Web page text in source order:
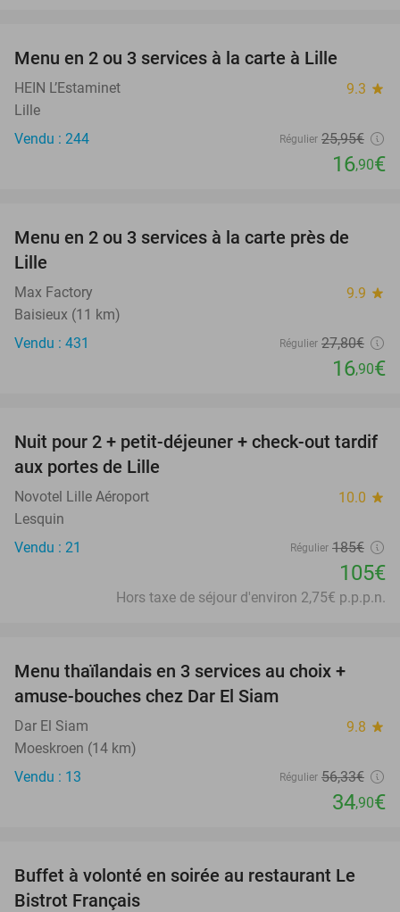
Menu en 2 ou 3 services à la carte à Lille
HEIN L’Estaminet 9.3 star
Lille
Vendu : 244
Régulier 25,95€
16,90€
39%
Menu en 2 ou 3 services à la carte près de
Lille
Max Factory 9.9 star
Baisieux (11 km)
Vendu : 431
Régulier 27,80€
16,90€
43%
Nuit pour 2 + petit-déjeuner + check-out tardif
aux portes de Lille
Novotel Lille Aéroport 10.0 star
Lesquin
Vendu : 21
Régulier 185€
105€
Hors taxe de séjour d'environ 2,75€ p.p.p.n.
38%
Menu thaïlandais en 3 services au choix +
amuse-bouches chez Dar El Siam
Dar El Siam 9.8 star
Moeskroen (14 km)
Vendu : 13
Régulier 56,33€
34,90€
25%
Buffet à volonté en soirée au restaurant Le
Bistrot Français